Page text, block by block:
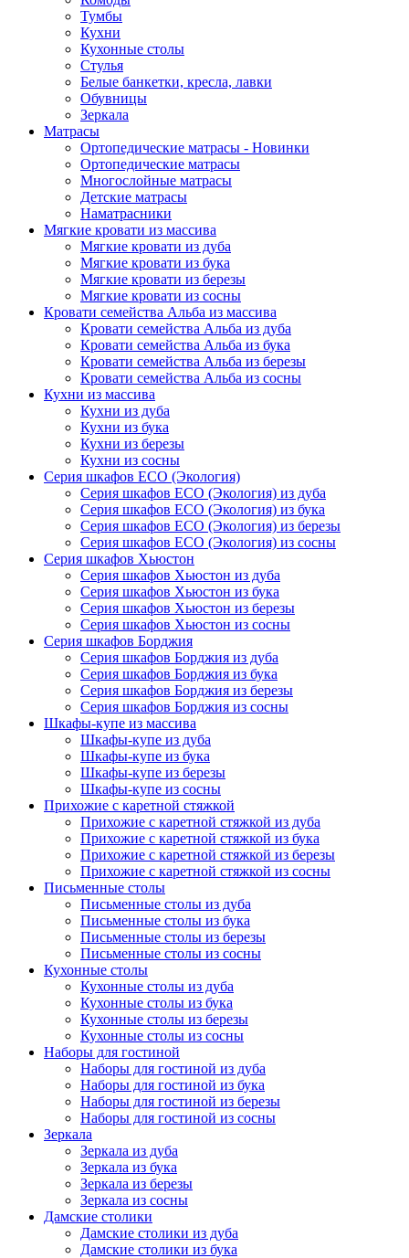
Тумбы
Кухни
Кухонные столы
Стулья
Белые банкетки, кресла, лавки
Обувницы
Зеркала
Матрасы
Ортопедические матрасы - Новинки
Ортопедические матрасы
Многослойные матрасы
Детские матрасы
Наматрасники
Мягкие кровати из массива
Мягкие кровати из дуба
Мягкие кровати из бука
Мягкие кровати из березы
Мягкие кровати из сосны
Кровати семейства Альба из массива
Кровати семейства Альба из дуба
Кровати семейства Альба из бука
Кровати семейства Альба из березы
Кровати семейства Альба из сосны
Кухни из массива
Кухни из дуба
Кухни из бука
Кухни из березы
Кухни из сосны
Серия шкафов ECO (Экология)
Серия шкафов ECO (Экология) из дуба
Серия шкафов ECO (Экология) из бука
Серия шкафов ECO (Экология) из березы
Серия шкафов ECO (Экология) из сосны
Серия шкафов Хьюстон
Серия шкафов Хьюстон из дуба
Серия шкафов Хьюстон из бука
Серия шкафов Хьюстон из березы
Серия шкафов Хьюстон из сосны
Серия шкафов Борджия
Серия шкафов Борджия из дуба
Серия шкафов Борджия из бука
Серия шкафов Борджия из березы
Серия шкафов Борджия из сосны
Шкафы-купе из массива
Шкафы-купе из дуба
Шкафы-купе из бука
Шкафы-купе из березы
Шкафы-купе из сосны
Прихожие с каретной стяжкой
Прихожие с каретной стяжкой из дуба
Прихожие с каретной стяжкой из бука
Прихожие с каретной стяжкой из березы
Прихожие с каретной стяжкой из сосны
Письменные столы
Письменные столы из дуба
Письменные столы из бука
Письменные столы из березы
Письменные столы из сосны
Кухонные столы
Кухонные столы из дуба
Кухонные столы из бука
Кухонные столы из березы
Кухонные столы из сосны
Наборы для гостиной
Наборы для гостиной из дуба
Наборы для гостиной из бука
Наборы для гостиной из березы
Наборы для гостиной из сосны
Зеркала
Зеркала из дуба
Зеркала из бука
Зеркала из березы
Зеркала из сосны
Дамские столики
Дамские столики из дуба
Дамские столики из бука